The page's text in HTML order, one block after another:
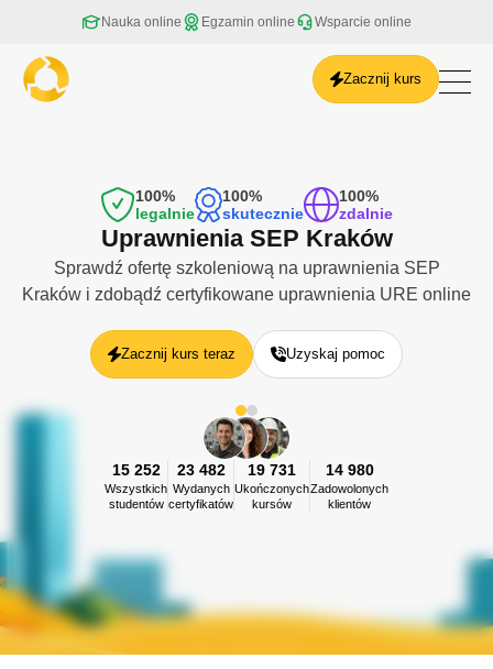
Nauka online Egzamin online Wsparcie online
Zacznij kurs
Częstochowa
Gdańsk
Gliwice
Gorzów Wielkopolski
Kalisz
Katowice
Kielce
Lublin
Łódź
Olsztyn
Opole
Rzeszów
100%
legalnie
100%
skutecznie
100%
zdalnie
Uprawnienia SEP Kraków
Sprawdź ofertę szkoleniową na uprawnienia SEP
Kraków i zdobądź certyfikowane uprawnienia URE online
Zacznij kurs teraz Uzyskaj pomoc
15 252
Wszystkich
studentów
23 482
Wydanych
certyfikatów
19 731
Ukończonych
kursów
14 980
Zadowolonych
klientów